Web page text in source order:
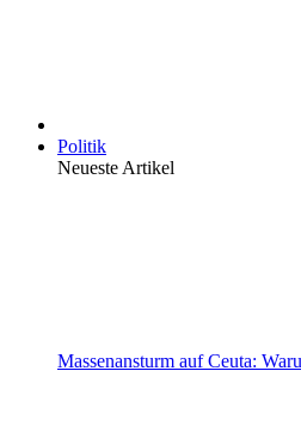
Politik
Neueste Artikel
Massenansturm auf Ceuta: